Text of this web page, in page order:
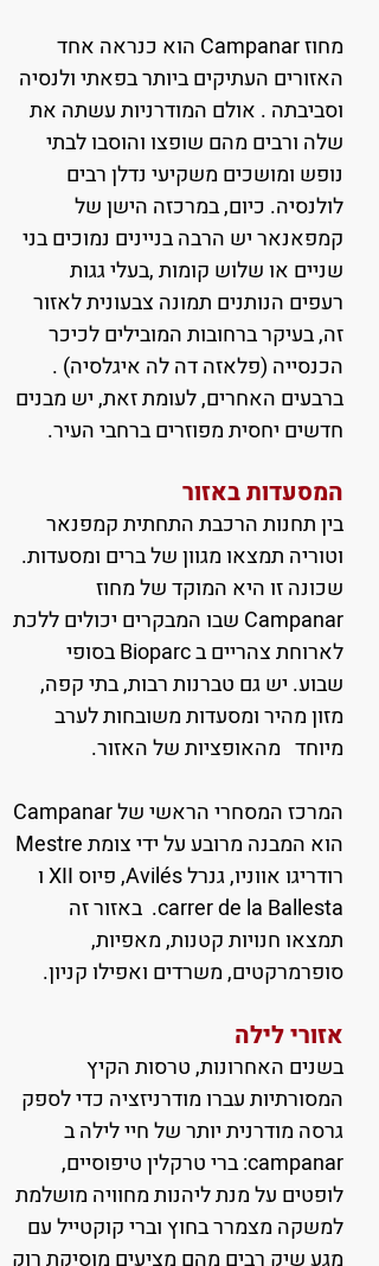
מחוז Campanar הוא כנראה אחד
האזורים העתיקים ביותר בפאתי ולנסיה
וסביבתה . אולם המודרניות עשתה את
שלה ורבים מהם שופצו והוסבו לבתי
נופש ומושכים משקיעי נדלן רבים
לולנסיה. כיום, במרכזה הישן של
קמפאנאר יש הרבה בניינים נמוכים בני
שניים או שלוש קומות ,בעלי גגות
רעפים הנותנים תמונה צבעונית לאזור
זה, בעיקר ברחובות המובילים לכיכר
הכנסייה (פלאזה דה לה איגלסיה) .
ברבעים האחרים, לעומת זאת, יש מבנים
חדשים יחסית מפוזרים ברחבי העיר.
המסעדות באזור
בין תחנות הרכבת התחתית קמפנאר
וטוריה תמצאו מגוון של ברים ומסעדות.
שכונה זו היא המוקד של מחוז
Campanar שבו המבקרים יכולים ללכת
לארוחת צהריים ב Bioparc בסופי
שבוע. יש גם טברנות רבות, בתי קפה,
מזון מהיר ומסעדות משובחות לערב
מיוחד מהאופציות של האזור.
המרכז המסחרי הראשי של Campanar
הוא המבנה מרובע על ידי צומת Mestre
רודריגו אווניו, גנרל Avilés, פיוס XII ו
carrer de la Ballesta. באזור זה
תמצאו חנויות קטנות, מאפיות,
סופרמרקטים, משרדים ואפילו קניון.
אזורי לילה
בשנים האחרונות, טרסות הקיץ
המסורתיות עברו מודרניזציה כדי לספק
גרסה מודרנית יותר של חיי לילה ב
campanar: ברי טרקלין טיפוסיים,
לופטים על מנת ליהנות מחוויה מושלמת
למשקה מצמרר בחוץ וברי קוקטייל עם
מגע שיק רבים מהם מציעים מוסיקת רוק